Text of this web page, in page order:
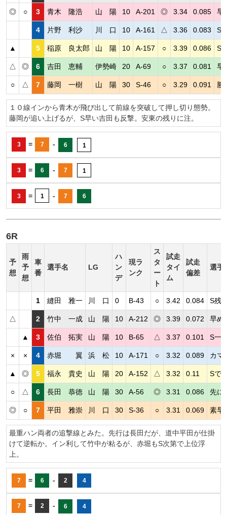
◎ ○ 3 青木 隆浩 山 陽 10 A-201 ◎ 3.34 0.085 早
4 片野 利沙 川 口 10 A-161 △ 3.36 0.083 S
▲ 5 稲原 良太郎 山 陽 10 A-157 ○ 3.39 0.086 S
△ ◎ 6 吉田 恵輔 伊勢崎 20 A-69 ○ 3.37 0.081 早
○ △ 7 藤岡 一樹 山 陽 30 S-46 ○ 3.29 0.091 勝
１０線インから青木が飛び出して前線を突破して押し切り態勢。
藤岡が追い上げるが、S早い吉田も反撃。安東の残りに注。
3 = 7 - 6 1
3 = 6 - 7 1
3 = 1 - 7 6
6R
予
想
雨
予
想
車
番
選手名 LG
ハ
ン
デ
現ラ
ンク
ス
タ
ー
ト
試走
タイ
ム
試走
偏差
選手
1 縫田 雅一 川 口 0 B-43 ○ 3.42 0.084 S残
△ 2 竹中 一成 山 陽 10 A-212 ◎ 3.39 0.072 早め
▲ 3 佐伯 拓実 山 陽 10 B-65 △ 3.37 0.101 S一
× × 4 赤堀 翼 浜 松 10 A-171 ○ 3.32 0.089 カマ
▲ ◎ 5 福永 貴史 山 陽 20 A-152 △ 3.32 0.11 Sで
○ △ 6 長田 恭徳 山 陽 30 A-56 ◎ 3.31 0.086 先に
◎ ○ 7 平田 雅崇 川 口 30 S-36 ○ 3.31 0.069 素早
最重ハン両者の追撃線とみた。先行は長田だが、道中平田が仕掛
けて逆転か。イン利して竹中が粘るが、赤堀もS次第で上位浮
上。
7 = 6 - 2 4
7 = 2 - 6 4